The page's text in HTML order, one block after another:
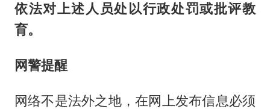
依法对上述人员处以行政处罚或批评教
育。
网警提醒
网络不是法外之地，在网上发布信息必须